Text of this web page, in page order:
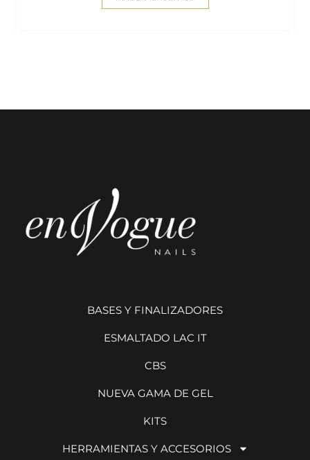
BASES Y FINALIZADORES
ESMALTADO LAC IT
CBS
NUEVA GAMA DE GEL
KITS
HERRAMIENTAS Y ACCESORIOS